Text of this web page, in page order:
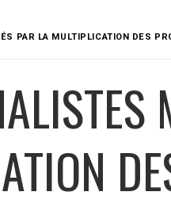
PAR LA MULTIPLICATION DES